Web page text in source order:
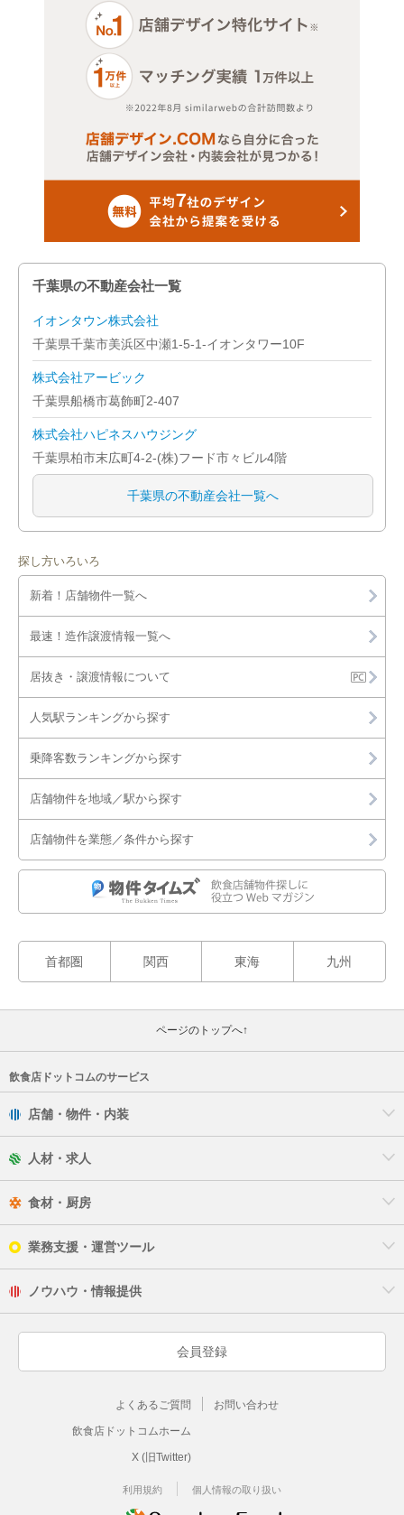
千葉県の不動産会社一覧
イオンタウン株式会社
千葉県千葉市美浜区中瀬1-5-1-イオンタワー10F
株式会社アービック
千葉県船橋市葛飾町2-407
株式会社ハピネスハウジング
千葉県柏市末広町4-2-(株)フード市々ビル4階
千葉県の不動産会社一覧へ
探し方いろいろ
新着！店舗物件一覧へ
最速！造作譲渡情報一覧へ
居抜き・譲渡情報について
人気駅ランキングから探す
乗降客数ランキングから探す
店舗物件を地域／駅から探す
店舗物件を業態／条件から探す
首都圏 関西 東海 九州
ページのトップへ↑
飲食店ドットコムのサービス
店舗・物件・内装
人材・求人
食材・厨房
業務支援・運営ツール
ノウハウ・情報提供
会員登録
よくあるご質問 お問い合わせ
飲食店ドットコムホーム
X (旧Twitter)
利用規約 個人情報の取り扱い